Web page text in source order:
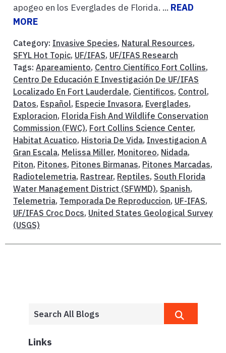
apogeo en los Everglades de Florida. ... READ
MORE
Category: Invasive Species, Natural Resources,
SFYL Hot Topic, UF/IFAS, UF/IFAS Research
Tags: Apareamiento, Centro Científico Fort Collins,
Centro De Educación E Investigación De UF/IFAS
Localizado En Fort Lauderdale, Cientificos, Control,
Datos, Español, Especie Invasora, Everglades,
Exploracion, Florida Fish And Wildlife Conservation
Commission (FWC), Fort Collins Science Center,
Habitat Acuatico, Historia De Vida, Investigacion A
Gran Escala, Melissa Miller, Monitoreo, Nidada,
Piton, Pitones, Pitones Birmanas, Pitones Marcadas,
Radiotelemetria, Rastrear, Reptiles, South Florida
Water Management District (SFWMD), Spanish,
Telemetria, Temporada De Reproduccion, UF-IFAS,
UF/IFAS Croc Docs, United States Geological Survey
(USGS)
Links